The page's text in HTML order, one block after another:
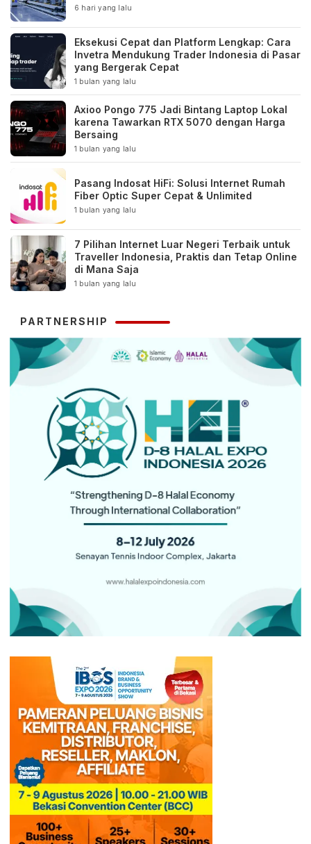
6 hari yang lalu
Eksekusi Cepat dan Platform Lengkap: Cara
Invetra Mendukung Trader Indonesia di Pasar
yang Bergerak Cepat
1 bulan yang lalu
Axioo Pongo 775 Jadi Bintang Laptop Lokal
karena Tawarkan RTX 5070 dengan Harga
Bersaing
1 bulan yang lalu
Pasang Indosat HiFi: Solusi Internet Rumah
Fiber Optic Super Cepat & Unlimited
1 bulan yang lalu
7 Pilihan Internet Luar Negeri Terbaik untuk
Traveller Indonesia, Praktis dan Tetap Online
di Mana Saja
1 bulan yang lalu
PARTNERSHIP